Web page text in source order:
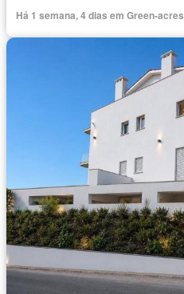
Há 1 semana, 4 dias em Green-acres